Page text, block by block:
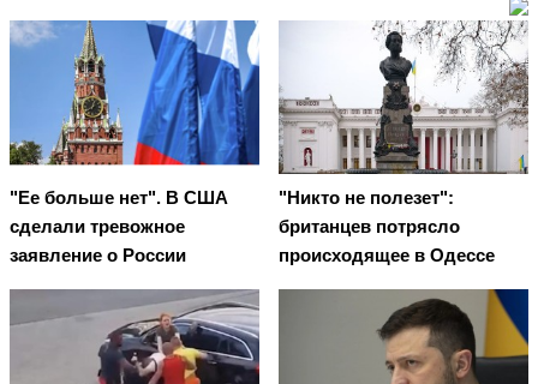
"Ее больше нет". В США
сделали тревожное
заявление о России
"Никто не полезет":
британцев потрясло
происходящее в Одессе